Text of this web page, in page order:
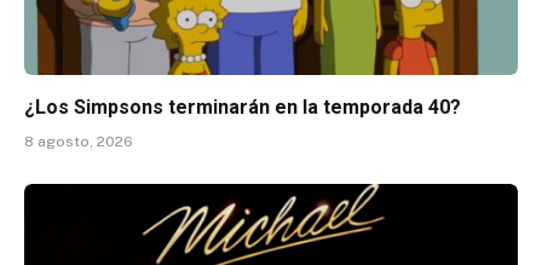
¿Los Simpsons terminarán en la temporada 40?
8 agosto, 2026